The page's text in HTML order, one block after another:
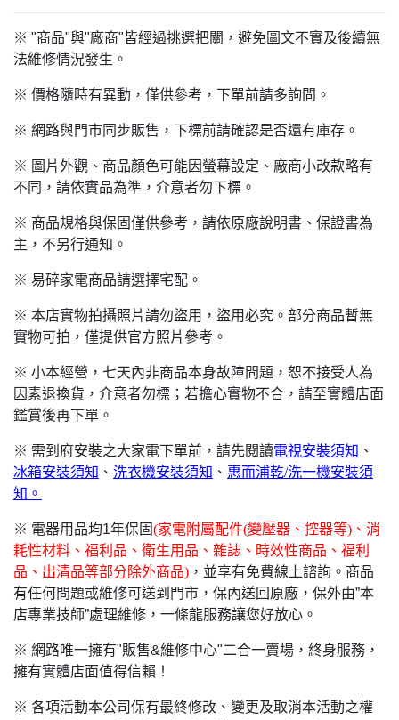
※ "商品"與"廠商"皆經過挑選把關，避免圖文不實及後續無
法維修情況發生。
※ 價格隨時有異動，僅供參考，下單前請多詢問。
※ 網路與門市同步販售，下標前請確認是否還有庫存。
※ 圖片外觀、商品顏色可能因螢幕設定、廠商小改款略有
不同，請依實品為準，介意者勿下標。
※ 商品規格與保固僅供參考，請依原廠說明書、保證書為
主，不另行通知。
※ 易碎家電商品請選擇宅配。
※ 本店實物拍攝照片請勿盜用，盜用必究。部分商品暫無
實物可拍，僅提供官方照片參考。
※ 小本經營，七天內非商品本身故障問題，恕不接受人為
因素退換貨，介意者勿標；若擔心實物不合，請至實體店面
鑑賞後再下單。
※ 需到府安裝之大家電下單前，請先閱讀電視安裝須知 、
冰箱安裝須知 、 洗衣機安裝須知 、 惠而浦乾/洗一機安裝須
知。
※ 電器用品均1年保固(家電附屬配件(變壓器、控器等)、消
耗性材料、福利品、衛生用品、雜誌、時效性商品、福利
品、出清品等部分除外商品) ，並享有免費線上諮詢。商品
有任何問題或維修可送到門市，保內送回原廠，保外由”本
店專業技師”處理維修，一條龍服務讓您好放心。
※ 網路唯一擁有"販售&維修中心"二合一賣場，終身服務，
擁有實體店面值得信賴！
※ 各項活動本公司保有最終修改、變更及取消本活動之權